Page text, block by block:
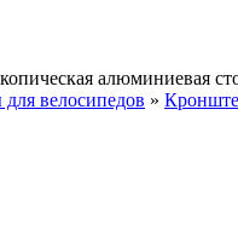
алюминиевая
велосипедов »